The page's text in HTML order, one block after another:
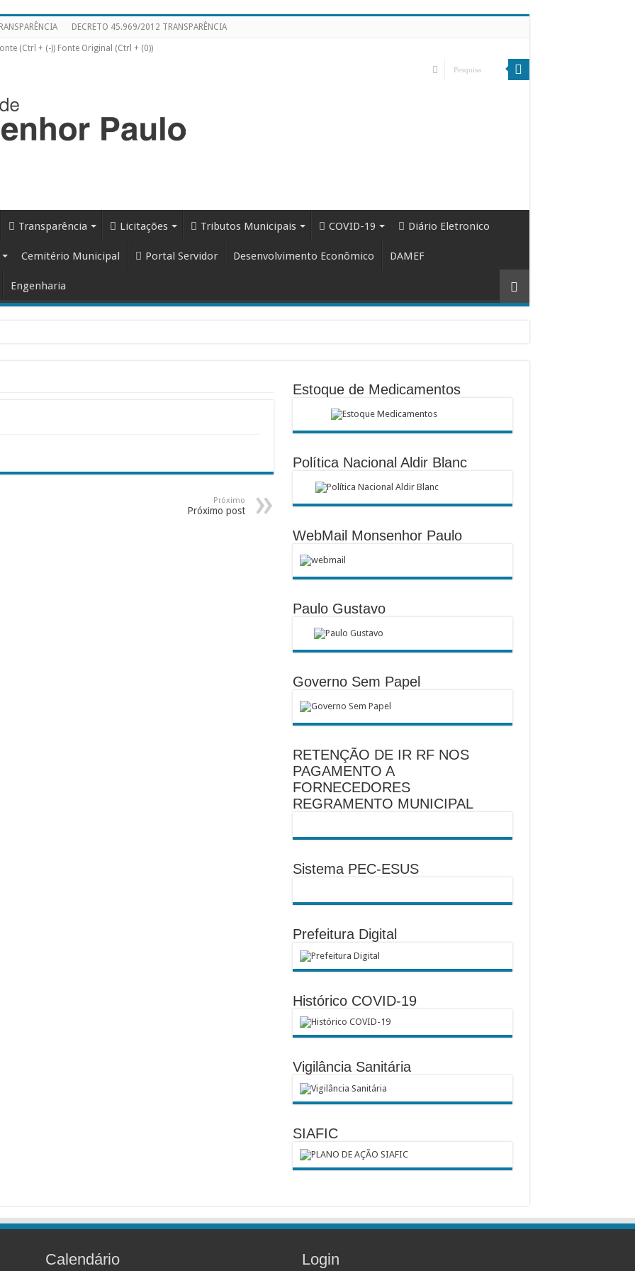
DECRETO 45.969/2012 TRANSPARÊNCIA
(Ctrl + (-)) Fonte Original (Ctrl + (0))
Transparência Licitações Tributos Municipais COVID-19 Diário Eletronico
Cemitério Municipal Portal Servidor Desenvolvimento Econômico DAMEF
Engenharia
Próximo
Próximo post
Estoque de Medicamentos
Política Nacional Aldir Blanc
WebMail Monsenhor Paulo
Paulo Gustavo
Governo Sem Papel
RETENÇÃO DE IR RF NOS
PAGAMENTO A
FORNECEDORES
REGRAMENTO MUNICIPAL
Sistema PEC-ESUS
Prefeitura Digital
Histórico COVID-19
Vigilância Sanitária
SIAFIC
Calendário Login